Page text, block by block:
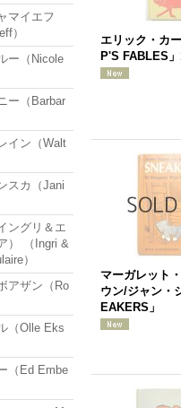
マイエフ
）
ー（Nicole
ー（Barbar
イン（Walt
スカ（Jani
ングリ＆エ
） （Ingri &
）
アザン（Ro
（Olle Eks
（Ed Embe
エリック・カ
P'S FABLES
マーガレット
ウン/ジャン・
EAKERS」